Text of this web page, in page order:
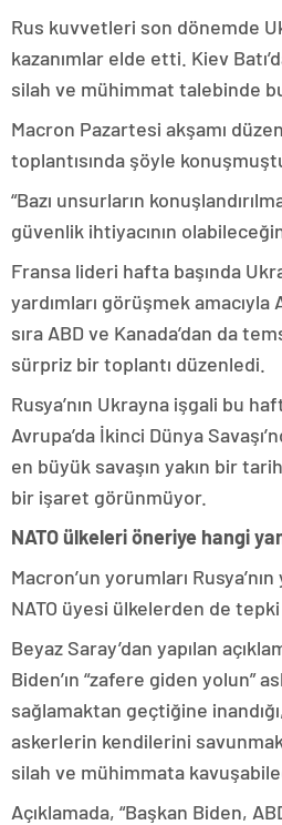
Rus kuvvetleri son dönemde
kazanımlar elde etti. Kiev
silah ve mühimmat talebinde
Macron Pazartesi akşamı
toplantısında şöyle
“Bazı unsurların
güvenlik ihtiyacının
Fransa lideri hafta başında
yardımları görüşmek amacıyla
sıra ABD ve Kanada’dan da
sürpriz bir toplantı düzenledi.
Rusya’nın Ukrayna işgali bu
Avrupa’da İkinci Dünya
en büyük savaşın yakın bir
bir işaret görünmüyor.
NATO ülkeleri öneriye hangi
Macron’un yorumları Rusya’nın
NATO üyesi ülkelerden de tepki
Beyaz Saray’dan yapılan
Biden’ın “zafere giden yolun”
sağlamaktan geçtiğine
askerlerin kendilerini
silah ve mühimmata
Açıklamada, “Başkan Biden,